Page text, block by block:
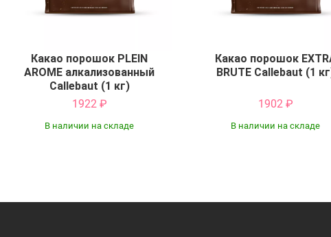
Какао порошок PLEIN
AROME алкализованный
Callebaut (1 кг)
1922 ₽
В наличии на складе
Какао порошок
BRUTE Callebaut (1
1902 ₽
В наличии на складе